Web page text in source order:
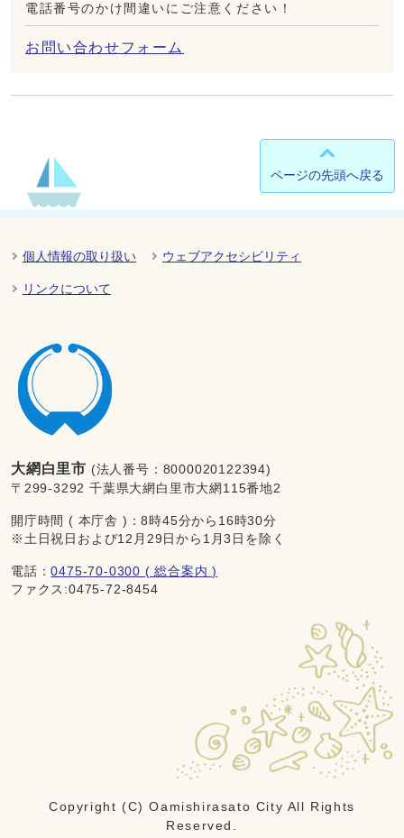
電話番号のかけ間違いにご注意ください！
お問い合わせフォーム
ページの先頭へ戻る
個人情報の取り扱い ウェブアクセシビリティ
リンクについて
大網白里市 (法人番号：8000020122394)
〒299-3292 千葉県大網白里市大網115番地2
開庁時間 ( 本庁舎 )：8時45分から16時30分
※土日祝日および12月29日から1月3日を除く
電話：0475-70-0300 ( 総合案内 )
ファクス:0475-72-8454
Copyright (C) Oamishirasato City All Rights
Reserved.